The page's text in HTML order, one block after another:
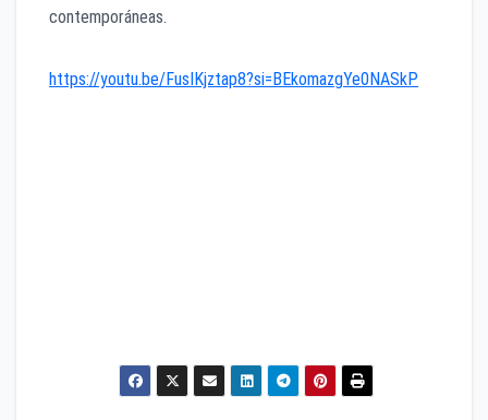
contemporáneas.
https://youtu.be/FusIKjztap8?si=BEkomazgYe0NASkP